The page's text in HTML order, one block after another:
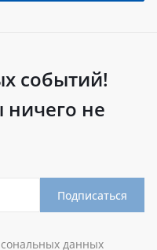
событий!
не
Подписаться
данных